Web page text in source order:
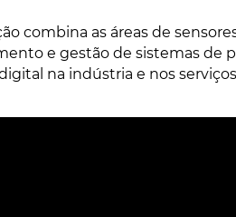
combina as áreas de
e gestão de sistemas de
na indústria e nos